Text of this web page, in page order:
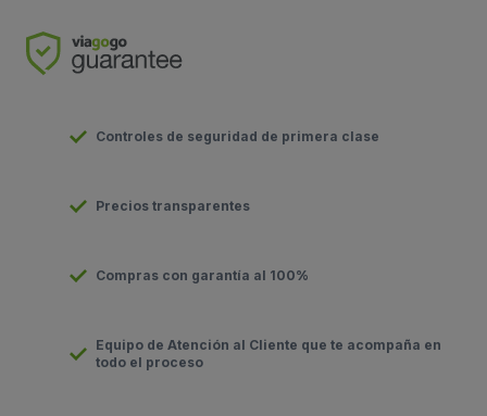
Controles de seguridad de primera clase
Precios transparentes
Compras con garantía al 100%
Equipo de Atención al Cliente que te acompaña en
todo el proceso